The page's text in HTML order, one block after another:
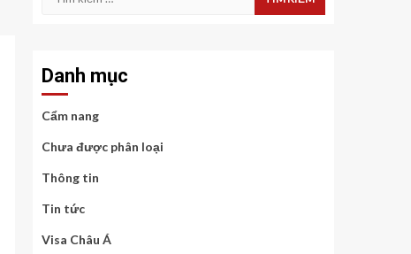
Danh mục
Cẩm nang
Chưa được phân loại
Thông tin
Tin tức
Visa Châu Á